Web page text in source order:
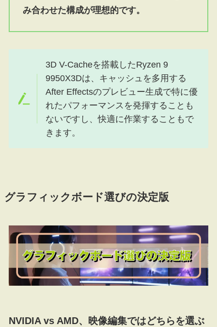
み合わせた構成が理想的です。
3D V-Cacheを搭載したRyzen 9
9950X3Dは、キャッシュを多用する
After Effectsのプレビュー生成で特に優
れたパフォーマンスを発揮することも
ないですし、快適に作業することもで
きます。
グラフィックボード選びの決定版
NVIDIA vs AMD、映像編集ではどちらを選ぶ